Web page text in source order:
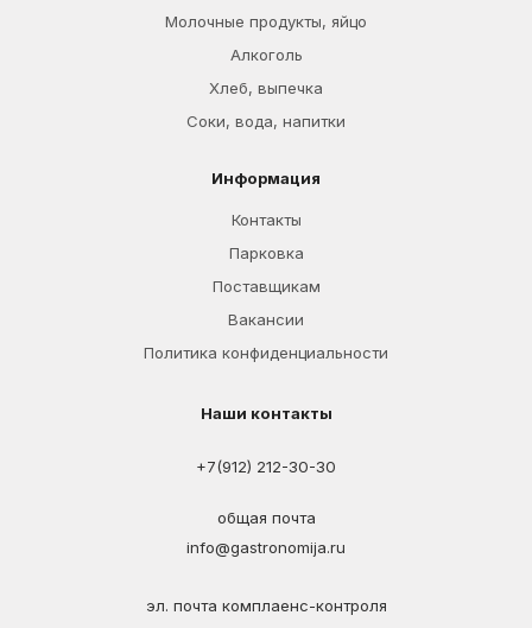
Молочные продукты, яйцо
Алкоголь
Хлеб, выпечка
Соки, вода, напитки
Информация
Контакты
Парковка
Поставщикам
Вакансии
Политика конфиденциальности
Наши контакты
+7(912) 212-30-30
общая почта
info@gastronomija.ru
эл. почта комплаенс-контроля